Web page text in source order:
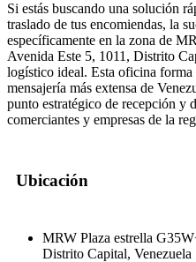
Si estás buscando una solución
traslado de tus encomiendas, la
específicamente en la zona de
Avenida Este 5, 1011, Distrito
logístico ideal. Esta oficina forma
mensajería más extensa de
punto estratégico de recepción y
comerciantes y empresas de la
Ubicación
MRW Plaza estrella
Distrito Capital, Venezuela